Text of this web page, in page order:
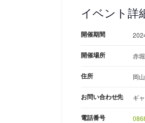
イベント詳
開催期間
開催場所 赤
住所 岡
お問い合わせ先 ギ
電話番号